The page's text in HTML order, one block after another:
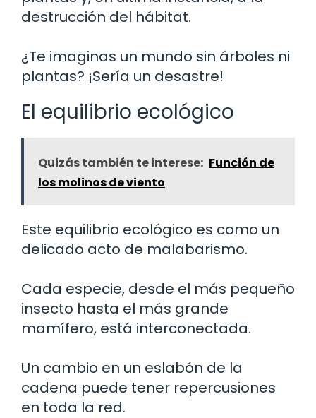
destrucción del hábitat.
¿Te imaginas un mundo sin árboles ni
plantas? ¡Sería un desastre!
El equilibrio ecológico
Quizás también te interese: Función de
los molinos de viento
Este equilibrio ecológico es como un
delicado acto de malabarismo.
Cada especie, desde el más pequeño
insecto hasta el más grande
mamífero, está interconectada.
Un cambio en un eslabón de la
cadena puede tener repercusiones
en toda la red.